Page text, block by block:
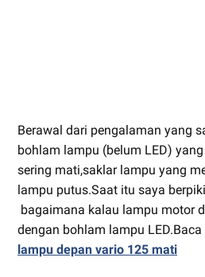
Berawal dari pengalaman yang
bohlam lampu (belum LED) yang
sering mati,saklar lampu yang
lampu putus.Saat itu saya
bagaimana kalau lampu motor
dengan bohlam lampu
lampu depan vario 125 mati